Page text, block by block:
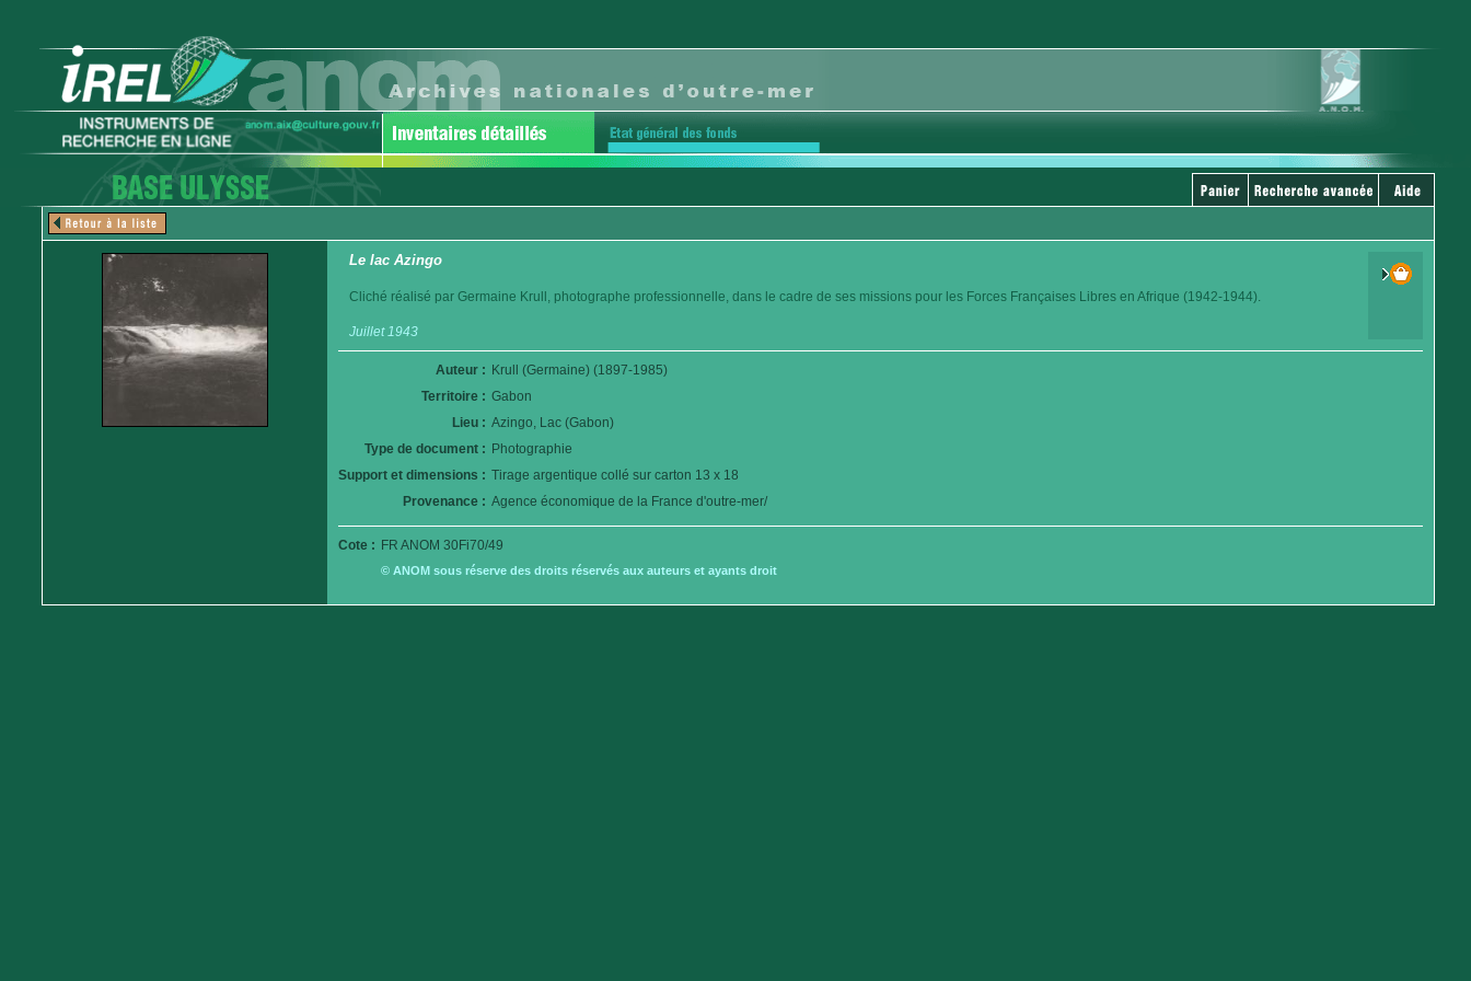
Le lac Azingo
Cliché réalisé par Germaine Krull, photographe professionnelle, dans le cadre de ses missions pour les Forces Françaises Libres en Afrique (1942-1944).
Juillet 1943
Auteur : Krull (Germaine) (1897-1985)
Territoire : Gabon
Lieu : Azingo, Lac (Gabon)
Type de document : Photographie
Support et dimensions : Tirage argentique collé sur carton 13 x 18
Provenance : Agence économique de la France d'outre-mer/
Cote : FR ANOM 30Fi70/49
© ANOM sous réserve des droits réservés aux auteurs et ayants droit